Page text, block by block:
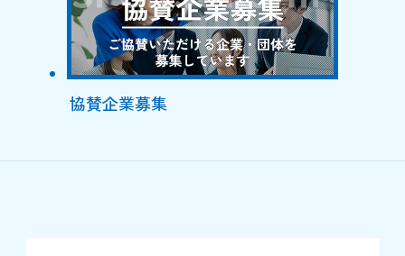
協賛企業募集